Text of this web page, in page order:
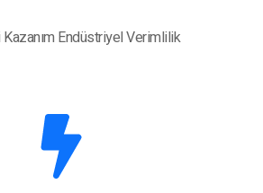
Kazanım Endüstriyel Verimlilik